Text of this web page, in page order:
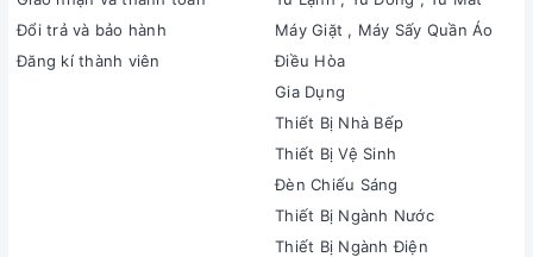
Đổi trả và bảo hành
Đăng kí thành viên
Máy Giặt , Máy Sấy Quần Áo
Điều Hòa
Gia Dụng
Thiết Bị Nhà Bếp
Thiết Bị Vệ Sinh
Đèn Chiếu Sáng
Thiết Bị Ngành Nước
Thiết Bị Ngành Điện